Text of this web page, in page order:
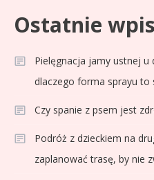
Ostatnie
Pielęgnacja jamy ustnej u
dlaczego forma sprayu to
Czy spanie z psem jest
Podróż z dzieckiem na
zaplanować trasę, by nie